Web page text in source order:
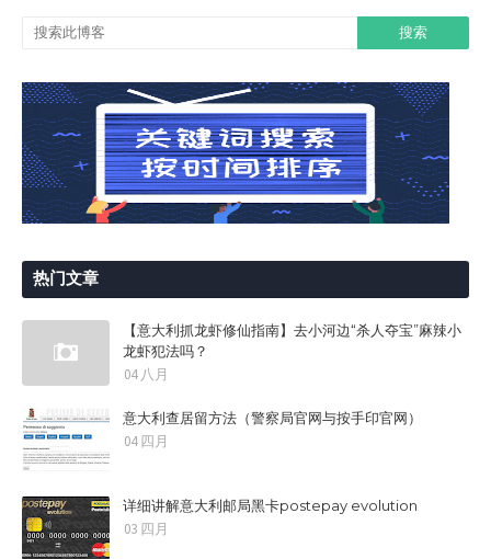
热门文章
【意大利抓龙虾修仙指南】去小河边“杀人夺宝”麻辣小
龙虾犯法吗？
04 八月
意大利查居留方法（警察局官网与按手印官网）
04 四月
详细讲解意大利邮局黑卡postepay evolution
03 四月